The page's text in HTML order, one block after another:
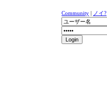
Community | ノイ?